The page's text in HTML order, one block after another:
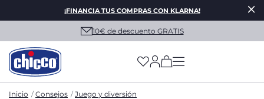
¡FINANCIA TUS COMPRAS CON KLARNA!
10€ de descuento GRATIS
(has more options
Inicio Consejos
Juego y diversión